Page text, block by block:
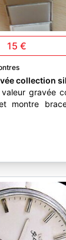
15 €
collection
gravée
montre